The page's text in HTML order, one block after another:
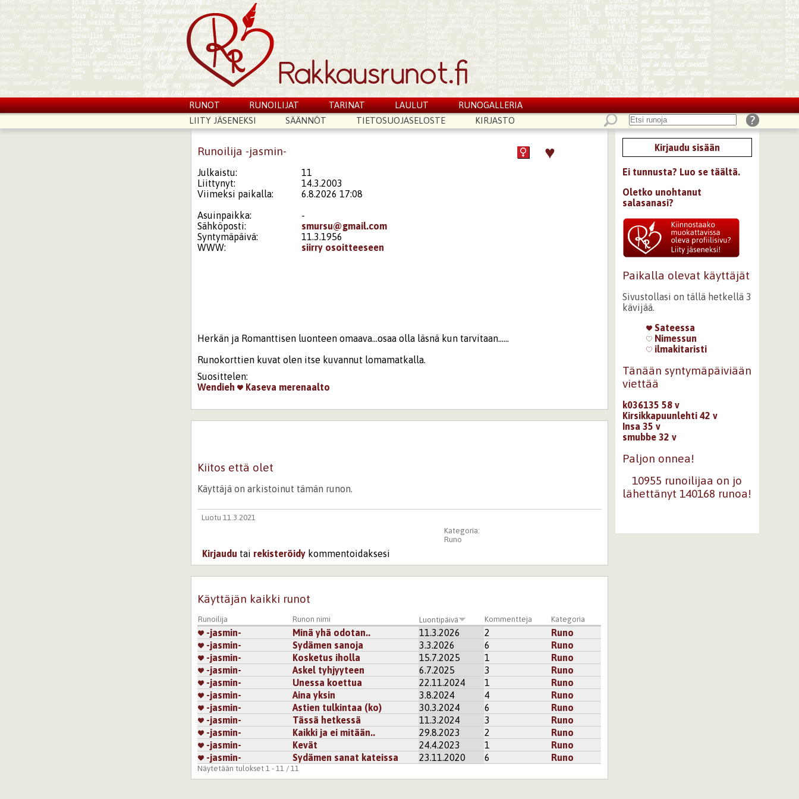
RUNOT RUNOILIJAT TARINAT LAULUT
RUNOGALLERIA
LIITY JÄSENEKSI
SÄÄNNÖT TIETOSUOJASELOSTE KIRJASTO
Runoilija -jasmin- ♥
Julkaistu:
11
Liittynyt:
14.3.2003
Viimeksi paikalla:
6.8.2026 17:08
Asuinpaikka:
-
Sähköposti:
smursu@gmail.com
Syntymäpäivä:
11.3.1956
WWW:
siirry osoitteeseen
Herkän ja Romanttisen luonteen omaava...osaa olla läsnä kun tarvitaan......
Runokorttien kuvat olen itse kuvannut lomamatkalla.
Suosittelen:
Wendieh
Kaseva merenaalto
Kiitos että olet
Käyttäjä on arkistoinut tämän runon.
Luotu 11.3.2021
Kategoria:
Runo
Kirjaudu tai rekisteröidy kommentoidaksesi
Käyttäjän kaikki runot
Runoilija Runon nimi Luontipäivä Kommentteja Kategoria
-jasmin- Minä yhä odotan.. 11.3.2026 2
Runo
-jasmin-
Sydämen sanoja 3.3.2026 6
Runo
-jasmin-
Kosketus iholla 15.7.2025 1
Runo
-jasmin-
Askel tyhjyyteen 6.7.2025 3
Runo
-jasmin-
Unessa koettua 22.11.2024 1
Runo
-jasmin-
Aina yksin 3.8.2024 4
Runo
-jasmin-
Astien tulkintaa (ko) 30.3.2024 6
Runo
-jasmin-
Tässä hetkessä 11.3.2024 3
Runo
-jasmin-
Kaikki ja ei mitään.. 29.8.2023 2
Runo
-jasmin-
Kevät 24.4.2023 1
Runo
-jasmin-
Sydämen sanat kateissa 23.11.2020 6 Runo
Näytetään tulokset 1 - 11 / 11
Kirjaudu sisään
Ei tunnusta? Luo se täältä.
Oletko unohtanut
salasanasi?
Paikalla olevat käyttäjät
Sivustollasi on tällä hetkellä 3
kävijää.
Sateessa
Nimessun
ilmakitaristi
Tänään syntymäpäiviään
viettää
k036135 58 v
Kirsikkapuunlehti 42 v
Insa 35 v
smubbe 32 v
Paljon onnea!
10955 runoilijaa on jo
lähettänyt 140168 runoa!